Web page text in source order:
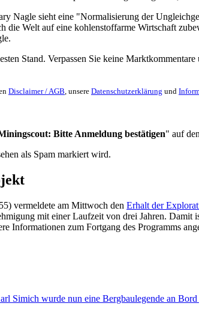
Nagle sieht eine "Normalisierung der
Welt auf eine kohlenstoffarme Wirtschaft
Stand. Verpassen Sie keine
Disclaimer / AGB, unsere Datenschutzerklärung und
Bitte Anmeldung bestätigen" auf
als Spam markiert wird.
vermeldete am Mittwoch den Erhalt der
mit einer Laufzeit von drei Jahren. Damit
Informationen zum Fortgang des Programms
wurde nun eine Bergbaulegende an